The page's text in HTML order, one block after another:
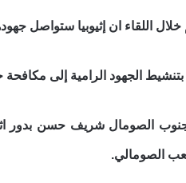
اللقاء ان إثيوبيا ستواصل
الجهود الرامية إلى
الصومال شريف حسن بدور
الصومالي.